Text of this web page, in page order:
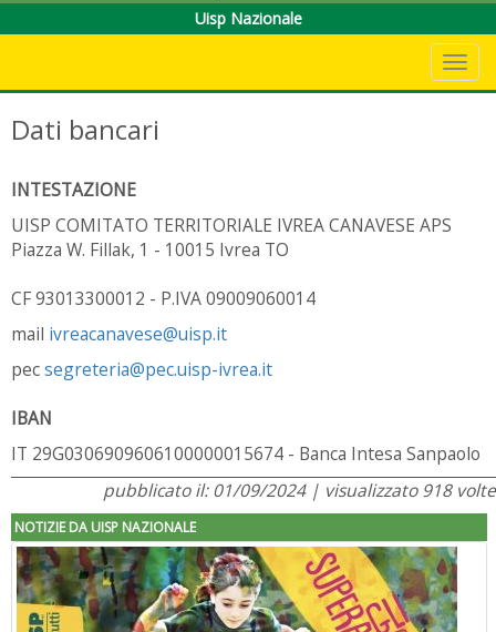
Uisp Nazionale
Dati bancari
INTESTAZIONE
UISP COMITATO TERRITORIALE IVREA CANAVESE APS
Piazza W. Fillak, 1 - 10015 Ivrea TO
CF 93013300012 - P.IVA 09009060014
mail ivreacanavese@uisp.it
pecsegreteria@pec.uisp-ivrea.it
IBAN
IT 29G0306909606100000015674 - Banca Intesa Sanpaolo
pubblicato il: 01/09/2024 | visualizzato 918 volte
NOTIZIE DA UISP NAZIONALE